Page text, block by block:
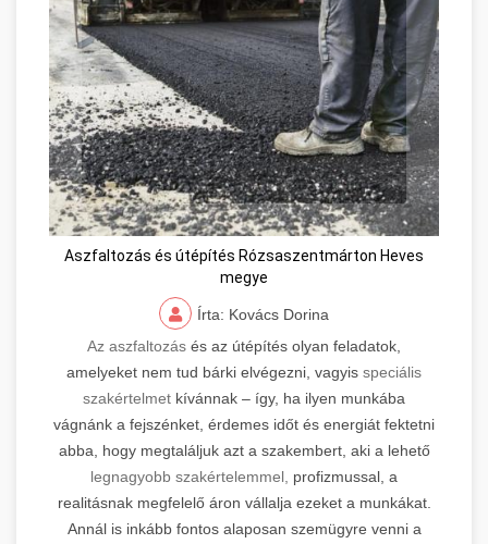
Aszfaltozás és útépítés Rózsaszentmárton Heves
megye
Írta: Kovács Dorina
Az aszfaltozás és az útépítés olyan feladatok,
amelyeket nem tud bárki elvégezni, vagyis speciális
szakértelmet kívánnak – így, ha ilyen munkába
vágnánk a fejszénket, érdemes időt és energiát fektetni
abba, hogy megtaláljuk azt a szakembert, aki a lehető
legnagyobb szakértelemmel, profizmussal, a
realitásnak megfelelő áron vállalja ezeket a munkákat.
Annál is inkább fontos alaposan szemügyre venni a